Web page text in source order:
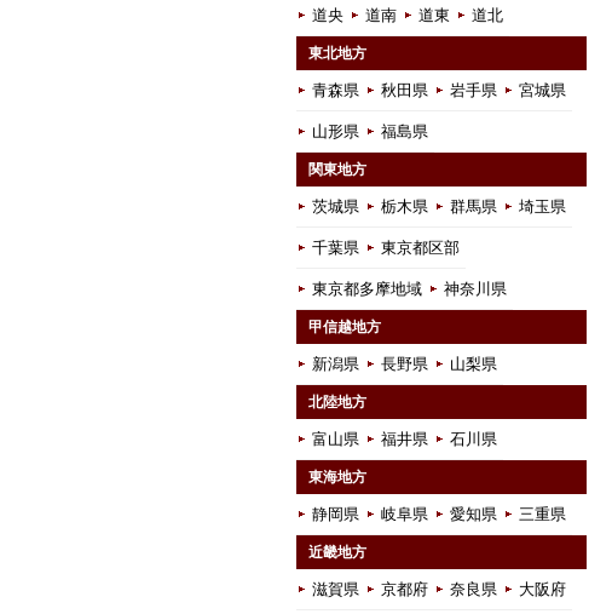
道央 道南 道東 道北
東北地方
青森県 秋田県 岩手県 宮城県
山形県 福島県
関東地方
茨城県 栃木県 群馬県 埼玉県
千葉県 東京都区部
東京都多摩地域 神奈川県
甲信越地方
新潟県 長野県 山梨県
北陸地方
富山県 福井県 石川県
東海地方
静岡県 岐阜県 愛知県 三重県
近畿地方
滋賀県 京都府 奈良県 大阪府